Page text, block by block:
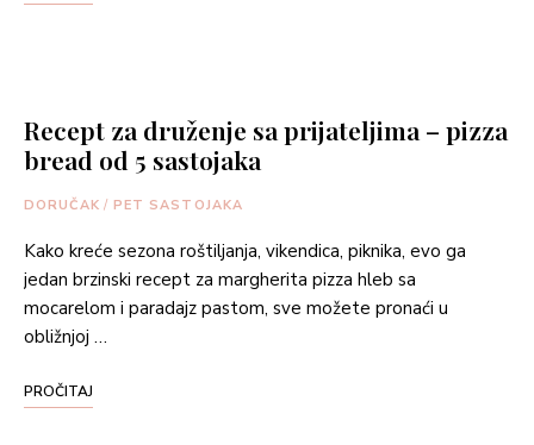
Recept za druženje sa prijateljima – pizza
bread od 5 sastojaka
DORUČAK / PET SASTOJAKA
Kako kreće sezona roštiljanja, vikendica, piknika, evo ga
jedan brzinski recept za margherita pizza hleb sa
mocarelom i paradajz pastom, sve možete pronaći u
obližnjoj …
PROČITAJ